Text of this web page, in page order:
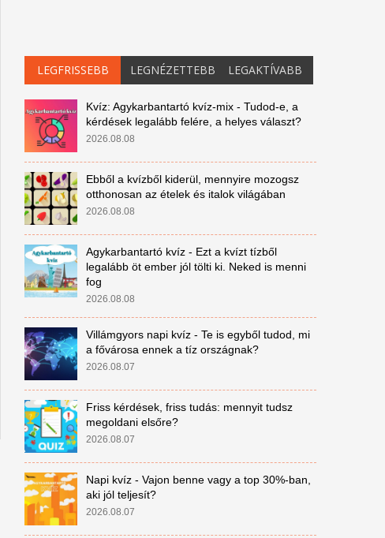
LEGFRISSEBB LEGNÉZETTEBB LEGAKTÍVABB
Kvíz: Agykarbantartó kvíz-mix - Tudod-e, a
kérdések legalább felére, a helyes választ?
2026.08.08
Ebből a kvízből kiderül, mennyire mozogsz
otthonosan az ételek és italok világában
2026.08.08
Agykarbantartó kvíz - Ezt a kvízt tízből
legalább öt ember jól tölti ki. Neked is menni
fog
2026.08.08
Villámgyors napi kvíz - Te is egyből tudod, mi
a fővárosa ennek a tíz országnak?
2026.08.07
Friss kérdések, friss tudás: mennyit tudsz
megoldani elsőre?
2026.08.07
Napi kvíz - Vajon benne vagy a top 30%-ban,
aki jól teljesít?
2026.08.07